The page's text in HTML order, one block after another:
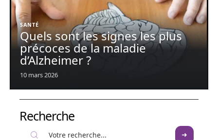
SANTÉ
Quels sont les signes les plus
précoces de la maladie
d’Alzheimer ?
10 mars 2026
Recherche